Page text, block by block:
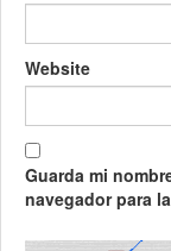
Website
Guarda mi
navegador para